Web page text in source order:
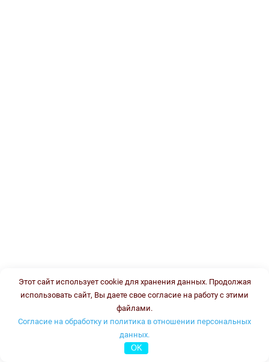
Этот сайт использует cookie для хранения данных. Продолжая
использовать сайт, Вы даете свое согласие на работу с этими
файлами.
Согласие на обработку и политика в отношении персональных
данных.
OK